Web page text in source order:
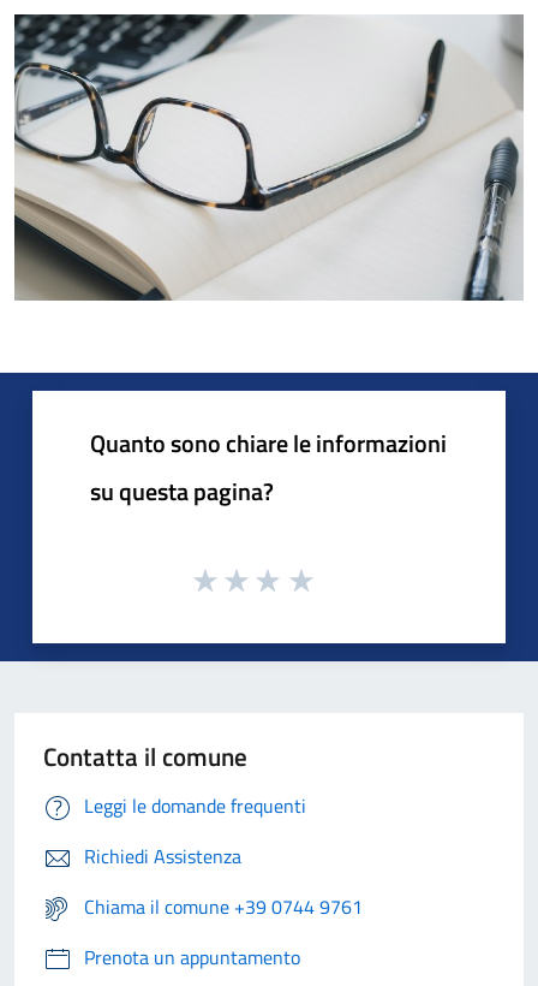
Quanto sono chiare le informazioni
su questa pagina?
Contatta il comune
Leggi le domande frequenti
Richiedi Assistenza
Chiama il comune +39 0744 9761
Prenota un appuntamento